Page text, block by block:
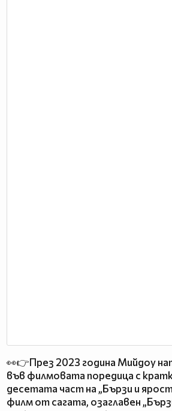
👀👉През 2023 година Мийдоу
във филмовата поредица с
десетата част на „Бързи и
филм от сагата, озаглавен